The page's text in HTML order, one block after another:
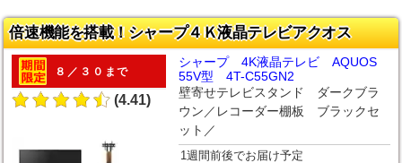
倍速機能を搭載！シャープ４Ｋ液晶テレビアクオス
８／３０まで
(4.41)
シャープ 4K液晶テレビ AQUOS
55V型 4T-C55GN2
壁寄せテレビスタンド ダークブラ
ウン／レコーダー棚板 ブラックセ
ット／
1週間前後でお届け予定